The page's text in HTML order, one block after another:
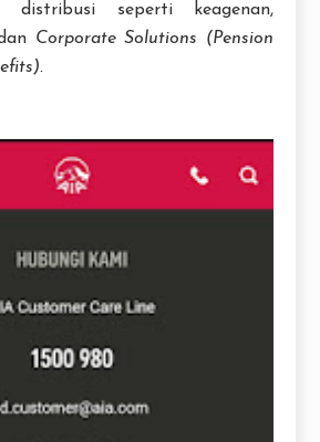
distribusi seperti keagenan,
Corporate Solutions (Pension